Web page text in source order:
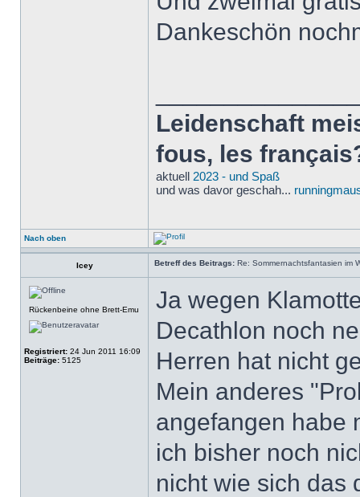
Dankeschön
Leidenschaft
fous, les
aktuell 2023 - und Spaß
und was davor geschah...
Nach oben
Icey Betreff des Beitrags: Re: Sommernachtsfantasien im
Rückenbeine ohne Brett-Emu
Registriert: 24 Jun 2011 16:09
Beiträge: 5125
Ja wegen
Decathlon noch
Herren hat nicht
Mein anderes
angefangen habe
ich bisher noch
nicht wie sich das